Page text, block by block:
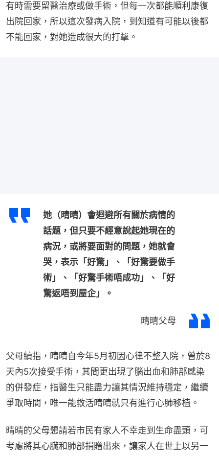
有時需要留醫治療或做手術，但每一次都能順利康復
出院回家，所以這次發病入院，到知道有可能以後都
不能回家，對她造成很大的打擊。
她（晴晴）會迴避所有關於病情的
話題，但只要不經意說起她現在的
病況，或將要面對的問題，她就會
哭，表示「好驚」、「好驚要做手
術」、「好驚手術唔成功」、「好
驚返唔到屋企」。
晴晴父母
父母續指，晴晴自今年5月初因心律不整入院，曾於8
天內5次接受手術，其間更出現了腦出血和肺部感染
的併發症，指醫生只能盡力讓其情況維持穩定，繼續
爭取時間，唯一能救活晴晴就只有進行心肺移植。
晴晴的父母懇請若市民有家人不幸走到生命盡頭，可
考慮將其心臟和肺部捐贈出來，讓家人在世上以另一